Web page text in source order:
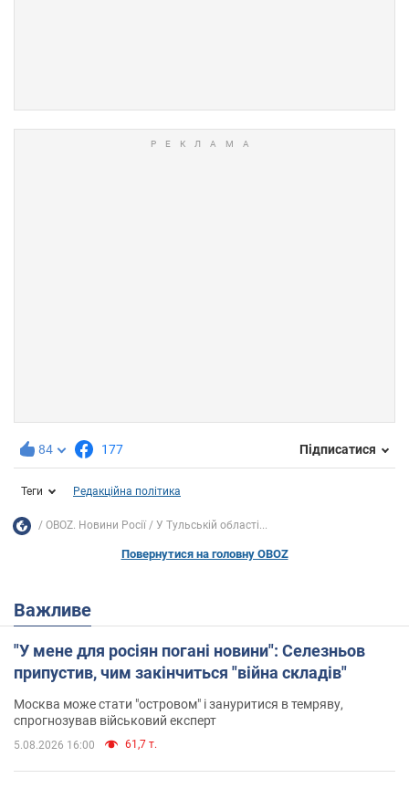
84 177 Підписатися
Теги Редакційна політика
OBOZ. Новини Росії У Тульській області...
Повернутися на головну OBOZ
Важливе
"У мене для росіян погані новини": Селезньов
припустив, чим закінчиться "війна складів"
Москва може стати "островом" і зануритися в темряву,
спрогнозував військовий експерт
5.08.2026 16:00 61,7 т.